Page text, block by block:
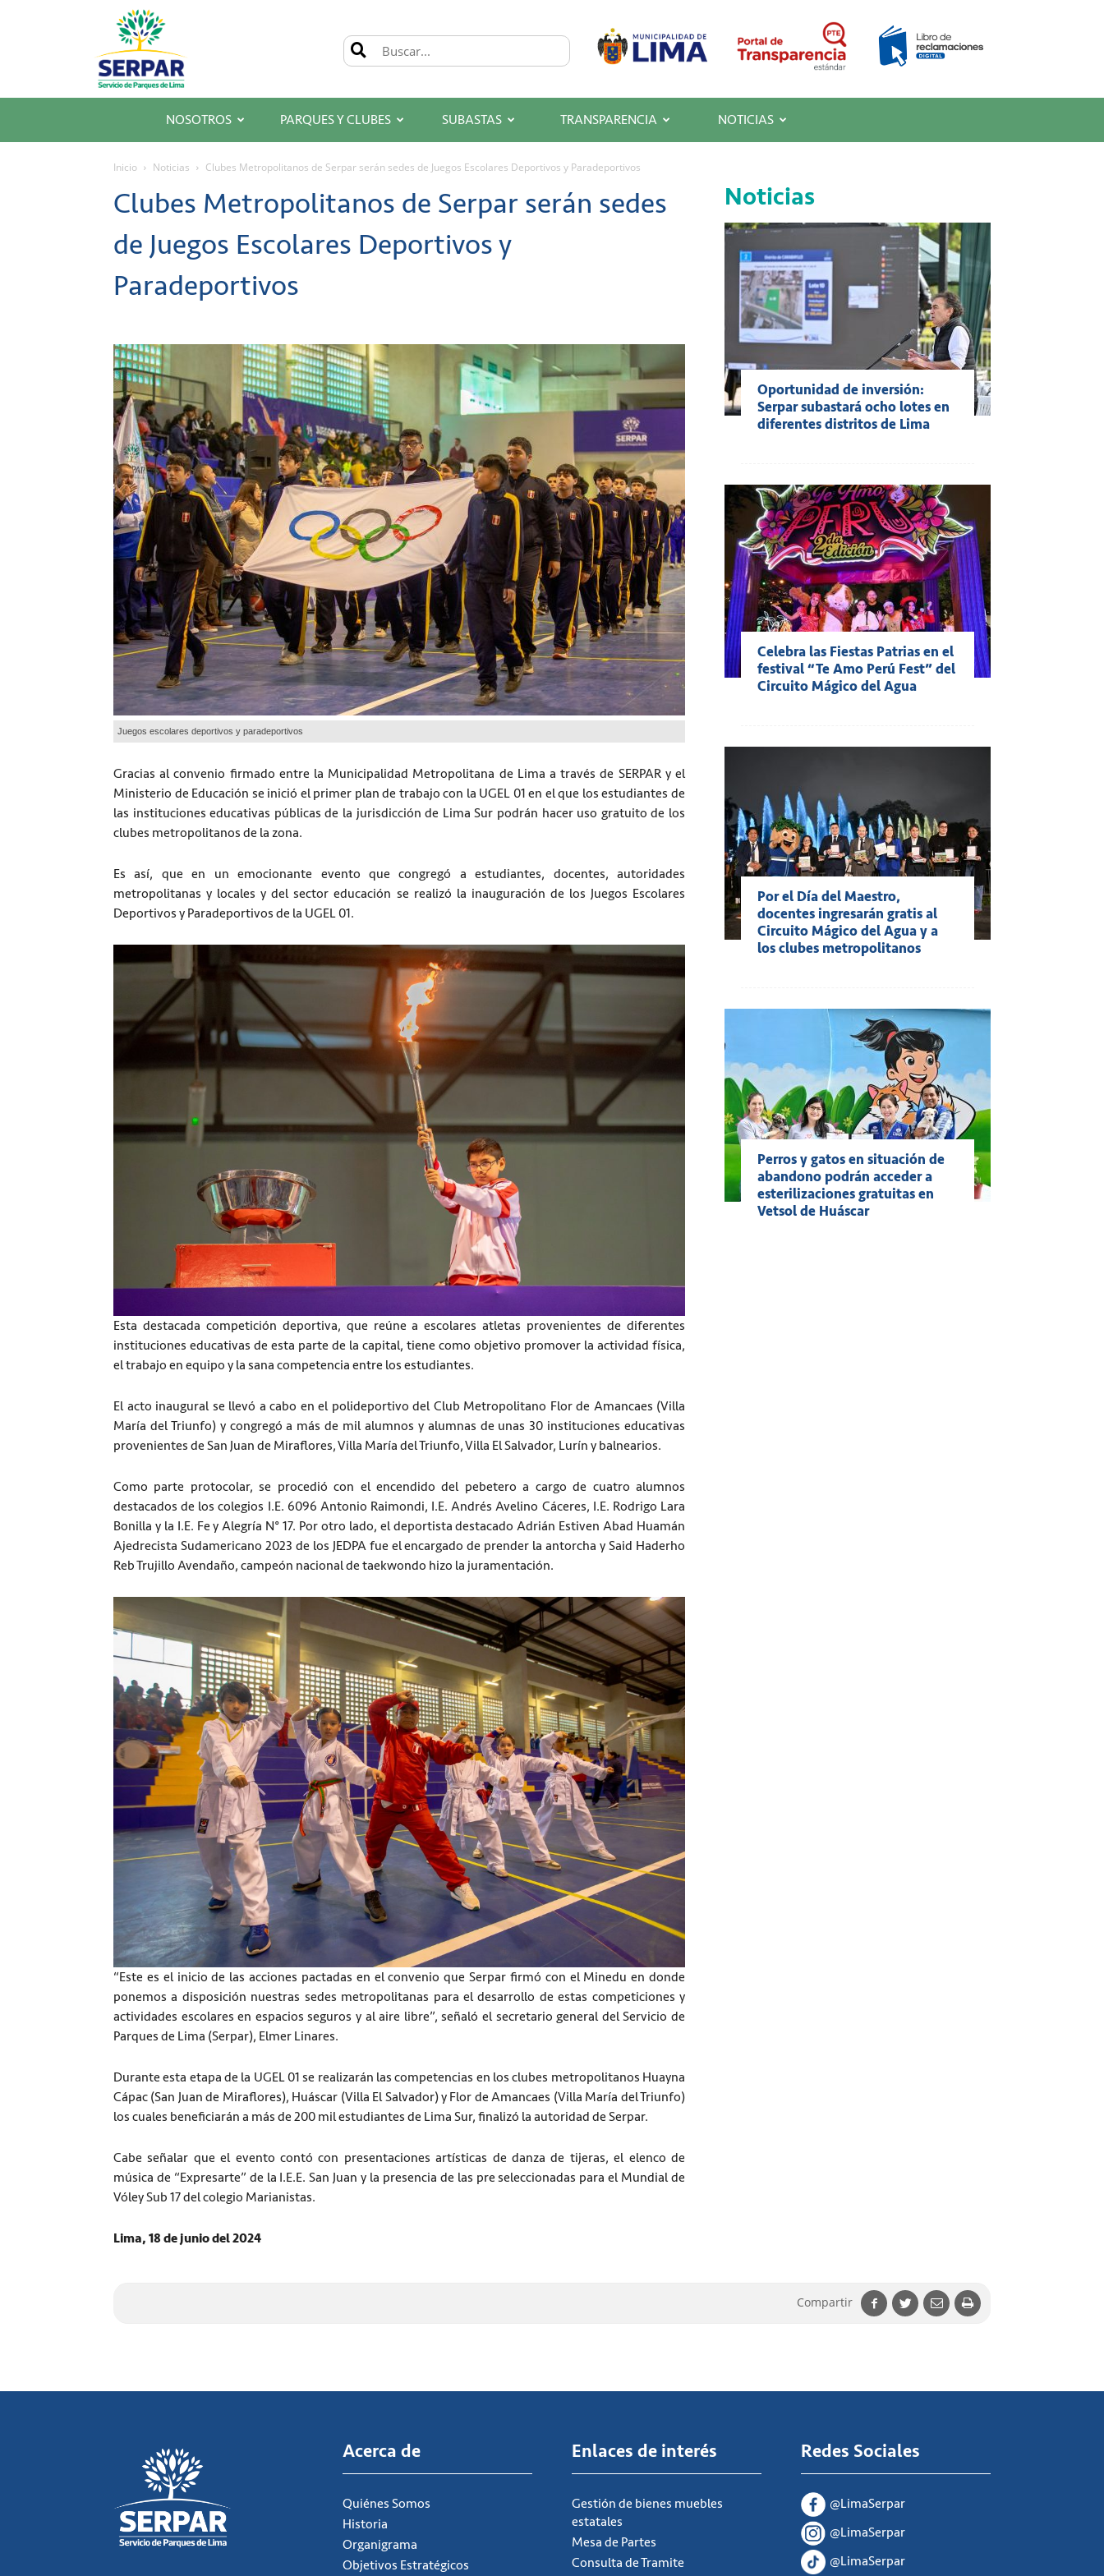
SERPAR
–
Servicio
de
Parques
de
NOSOTROS PARQUES Y CLUBES SUBASTAS TRANSPARENCIA NOTICIAS
Inicio Noticias Clubes Metropolitanos de Serpar serán sedes de Juegos Escolares Deportivos y Paradeportivos
Clubes Metropolitanos de Serpar serán sedes
de Juegos Escolares Deportivos y
Paradeportivos
Juegos escolares deportivos y paradeportivos
Gracias al convenio firmado entre la Municipalidad Metropolitana de Lima a través de SERPAR y el
Ministerio de Educación se inició el primer plan de trabajo con la UGEL 01 en el que los estudiantes de
las instituciones educativas públicas de la jurisdicción de Lima Sur podrán hacer uso gratuito de los
clubes metropolitanos de la zona.
Es así, que en un emocionante evento que congregó a estudiantes, docentes, autoridades
metropolitanas y locales y del sector educación se realizó la inauguración de los Juegos Escolares
Deportivos y Paradeportivos de la UGEL 01.
Esta destacada competición deportiva, que reúne a escolares atletas provenientes de diferentes
instituciones educativas de esta parte de la capital, tiene como objetivo promover la actividad física,
el trabajo en equipo y la sana competencia entre los estudiantes.
El acto inaugural se llevó a cabo en el polideportivo del Club Metropolitano Flor de Amancaes (Villa
María del Triunfo) y congregó a más de mil alumnos y alumnas de unas 30 instituciones educativas
provenientes de San Juan de Miraflores, Villa María del Triunfo, Villa El Salvador, Lurín y balnearios.
Como parte protocolar, se procedió con el encendido del pebetero a cargo de cuatro alumnos
destacados de los colegios I.E. 6096 Antonio Raimondi, I.E. Andrés Avelino Cáceres, I.E. Rodrigo Lara
Bonilla y la I.E. Fe y Alegría N° 17. Por otro lado, el deportista destacado Adrián Estiven Abad Huamán
Ajedrecista Sudamericano 2023 de los JEDPA fue el encargado de prender la antorcha y Said Haderho
Reb Trujillo Avendaño, campeón nacional de taekwondo hizo la juramentación.
“Este es el inicio de las acciones pactadas en el convenio que Serpar firmó con el Minedu en donde
ponemos a disposición nuestras sedes metropolitanas para el desarrollo de estas competiciones y
actividades escolares en espacios seguros y al aire libre”, señaló el secretario general del Servicio de
Parques de Lima (Serpar), Elmer Linares.
Durante esta etapa de la UGEL 01 se realizarán las competencias en los clubes metropolitanos Huayna
Cápac (San Juan de Miraflores), Huáscar (Villa El Salvador) y Flor de Amancaes (Villa María del Triunfo)
los cuales beneficiarán a más de 200 mil estudiantes de Lima Sur, finalizó la autoridad de Serpar.
Cabe señalar que el evento contó con presentaciones artísticas de danza de tijeras, el elenco de
música de “Expresarte” de la I.E.E. San Juan y la presencia de las pre seleccionadas para el Mundial de
Vóley Sub 17 del colegio Marianistas.
Lima, 18 de junio del 2024
Noticias
Oportunidad de inversión:
Serpar subastará ocho lotes en
diferentes distritos de Lima
Celebra las Fiestas Patrias en el
festival “Te Amo Perú Fest” del
Circuito Mágico del Agua
Por el Día del Maestro,
docentes ingresarán gratis al
Circuito Mágico del Agua y a
los clubes metropolitanos
Perros y gatos en situación de
abandono podrán acceder a
esterilizaciones gratuitas en
Vetsol de Huáscar
Compartir
Acerca de
Quiénes Somos
Historia
Organigrama
Objetivos Estratégicos
Enlaces de interés
Gestión de bienes muebles
estatales
Mesa de Partes
Consulta de Tramite
Redes Sociales
@LimaSerpar
@LimaSerpar
@LimaSerpar